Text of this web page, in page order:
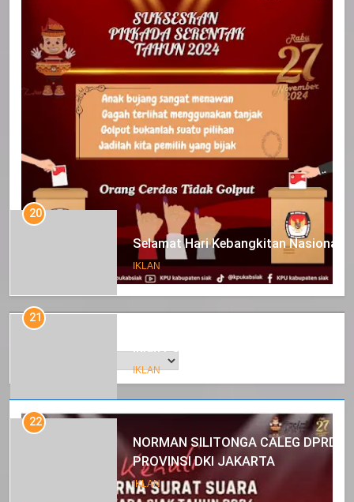
Arsip
20
Selamat Hari Kebangkitan Nasional
IKLAN
21
Iklan Pemerintah Kabupaten Siak
IKLAN
22
NORMAN SILITONGA CALEG DPRD
PROVINSI DKI JAKARTA
IKLAN